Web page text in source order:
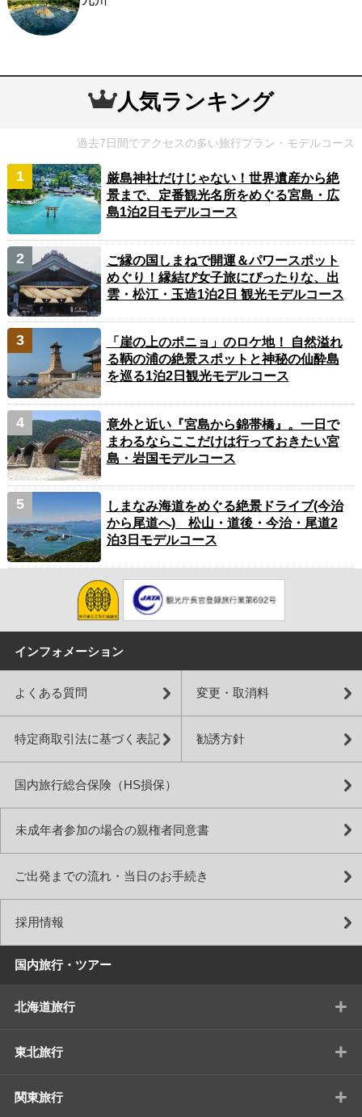
人気ランキング
過去7日間でアクセスの多い旅行プラン・モデルコース
厳島神社だけじゃない！世界遺産から絶
景まで、定番観光名所をめぐる宮島・広
島1泊2日モデルコース
ご縁の国しまねで開運＆パワースポット
めぐり！縁結び女子旅にぴったりな、出
雲・松江・玉造1泊2日 観光モデルコース
「崖の上のポニョ」のロケ地！ 自然溢れ
る鞆の浦の絶景スポットと神秘の仙酔島
を巡る1泊2日観光モデルコース
意外と近い『宮島から錦帯橋』。一日で
まわるならここだけは行っておきたい宮
島・岩国モデルコース
しまなみ海道をめぐる絶景ドライブ(今治
から尾道へ) 松山・道後・今治・尾道2
泊3日モデルコース
インフォメーション
よくある質問 変更・取消料
特定商取引法に基づく表記 勧誘方針
国内旅行総合保険（HS損保）
未成年者参加の場合の親権者同意書
ご出発までの流れ・当日のお手続き
採用情報
国内旅行・ツアー
北海道旅行 +
東北旅行 +
関東旅行 +